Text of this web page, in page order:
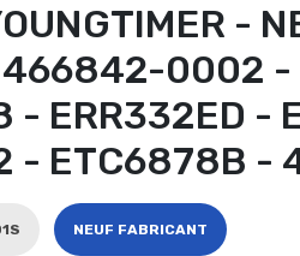
-
0002 -
- ERR332ED -
- ETC6878B -
NEUF FABRICANT